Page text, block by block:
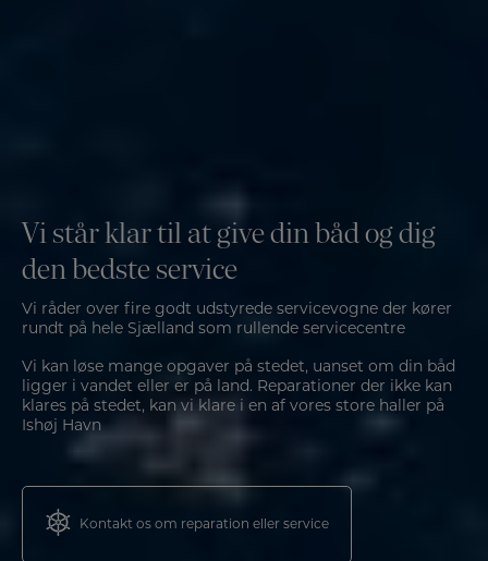
Vi står klar til at give din båd og dig
den bedste service
Vi råder over fire godt udstyrede servicevogne der kører
rundt på hele Sjælland som rullende servicecentre
Vi kan løse mange opgaver på stedet, uanset om din båd
ligger i vandet eller er på land. Reparationer der ikke kan
klares på stedet, kan vi klare i en af vores store haller på
Ishøj Havn
Kontakt os om reparation eller service